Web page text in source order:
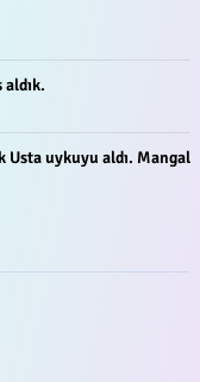
Usta uykuyu aldı. Mangal